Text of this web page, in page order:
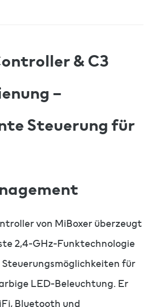
& C3
–
Steuerung für
von MiBoxer überzeugt
2,4-GHz-Funktechnologie
für
LED-Beleuchtung. Er
Bluetooth und